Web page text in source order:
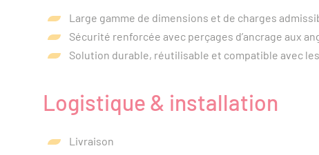
Large gamme de dimensions et de charges
Sécurité renforcée avec perçages d’ancrage aux
Solution durable, réutilisable et compatible avec
Logistique & installation
Livraison